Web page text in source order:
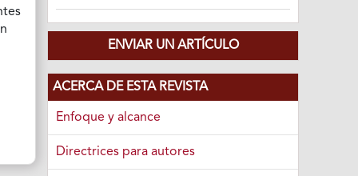
ENVIAR UN ARTÍCULO
ACERCA DE ESTA REVISTA
Enfoque y alcance
Directrices para autores